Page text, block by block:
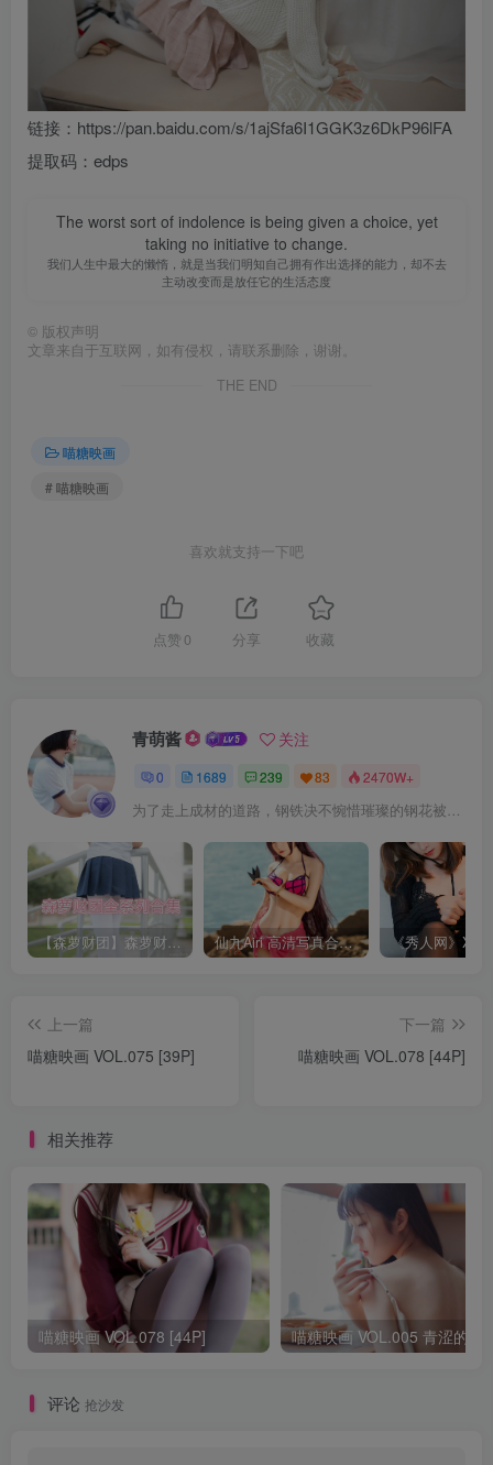
链接：https://pan.baidu.com/s/1ajSfa6I1GGK3z6DkP96lFA
提取码：edps
The worst sort of indolence is being given a choice, yet
taking no initiative to change.
我们人生中最大的懒惰，就是当我们明知自己拥有作出选择的能力，却不去
主动改变而是放任它的生活态度
© 版权声明
文章来自于互联网，如有侵权，请联系删除，谢谢。
THE END
喵糖映画
# 喵糖映画
喜欢就支持一下吧
点赞 0 分享 收藏
青萌酱 关注
0 1689 239 83 2470W+
为了走上成材的道路，钢铁决不惋惜璀璨的钢花被遗弃
【森萝财团】森萝财团系列福利原版无水印合集下载[与本站内容同步更新] 仙九Airi 高清写真合集[持续更新]
上一篇
喵糖映画 VOL.075 [39P]
下一篇
喵糖映画 VOL.078 [44P]
相关推荐
喵糖映画 VOL.078 [44P]
评论 抢沙发